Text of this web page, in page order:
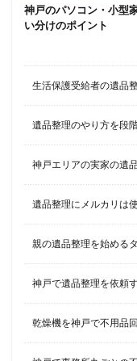
神戸のパソコン・小型
い分けのポイント
生活保護受給者の遺品
遺品整理のやり方を段
神戸エリアの実家の遺
遺品整理にメルカリは
親の遺品整理を始める
神戸で遺品整理を依頼
乾燥機を神戸で不用品